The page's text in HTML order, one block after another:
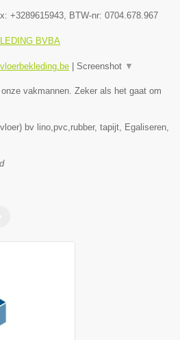
+3289615943, BTW-nr: 0704.678.967
BVBA
Screenshot ▼
vakmannen. Zeker als het gaat om
bv lino,pvc,rubber, tapijt, Egaliseren,